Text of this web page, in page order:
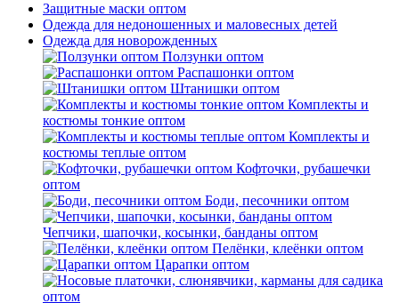
Защитные маски оптом
Одежда для недоношенных и маловесных детей
Одежда для новорожденных
Ползунки оптом
Распашонки оптом
Штанишки оптом
Комплекты и
костюмы тонкие оптом
Комплекты и
костюмы теплые оптом
Кофточки, рубашечки
оптом
Боди, песочники оптом
Чепчики, шапочки, косынки, банданы оптом
Пелёнки, клеёнки оптом
Царапки оптом